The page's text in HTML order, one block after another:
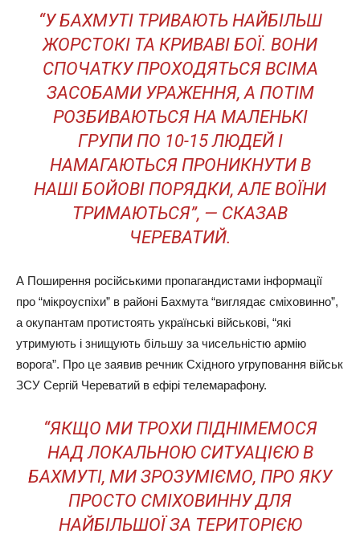
“У БАХМУТІ ТРИВАЮТЬ НАЙБІЛЬШ
ЖОРСТОКІ ТА КРИВАВІ БОЇ. ВОНИ
СПОЧАТКУ ПРОХОДЯТЬСЯ ВСІМА
ЗАСОБАМИ УРАЖЕННЯ, А ПОТІМ
РОЗБИВАЮТЬСЯ НА МАЛЕНЬКІ
ГРУПИ ПО 10-15 ЛЮДЕЙ І
НАМАГАЮТЬСЯ ПРОНИКНУТИ В
НАШІ БОЙОВІ ПОРЯДКИ, АЛЕ ВОЇНИ
ТРИМАЮТЬСЯ”, — СКАЗАВ
ЧЕРЕВАТИЙ.
А Поширення російськими пропагандистами інформації
про “мікроуспіхи” в районі Бахмута “виглядає сміховинно”,
а окупантам протистоять українські військові, “які
утримують і знищують більшу за чисельністю армію
ворога”. Про це заявив речник Східного угруповання військ
ЗСУ Сергій Череватий в ефірі телемарафону.
“ЯКЩО МИ ТРОХИ ПІДНІМЕМОСЯ
НАД ЛОКАЛЬНОЮ СИТУАЦІЄЮ В
БАХМУТІ, МИ ЗРОЗУМІЄМО, ПРО ЯКУ
ПРОСТО СМІХОВИННУ ДЛЯ
НАЙБІЛЬШОЇ ЗА ТЕРИТОРІЄЮ